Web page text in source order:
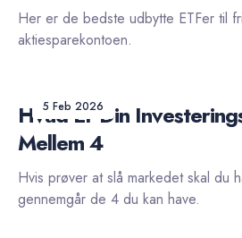
Her er de bedste udbytte ETFer til
aktiesparekontoen.
5 Feb 2026
Hvad Er Din
Mellem 4
Hvis prøver at slå markedet skal du
gennemgår de 4 du kan have.